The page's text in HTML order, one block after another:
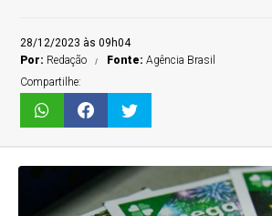
28/12/2023 às 09h04
Por: Redação Fonte:Agência Brasil
Compartilhe: